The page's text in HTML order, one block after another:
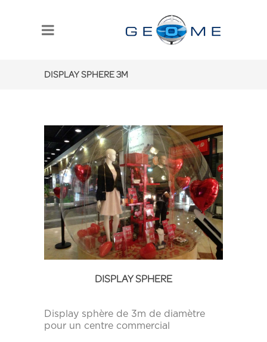
DISPLAY SPHERE 3M
DISPLAY SPHERE
Display sphère de 3m de diamètre
pour un centre commercial